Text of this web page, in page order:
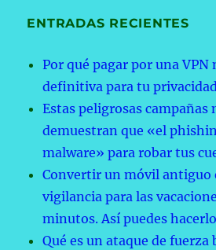
ENTRADAS RECIENTES
Por qué pagar por una VPN
definitiva para tu
Estas peligrosas campañas
demuestran que «el
malware» para robar tus
Convertir un móvil antiguo
vigilancia para las
minutos. Así puedes hacerlo
Qué es un ataque de fuerza